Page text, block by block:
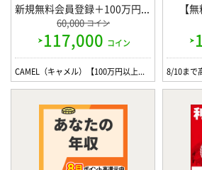
60,000コイン
117,000 コイン
CAMEL（キャメル）【100万円以上の投資】
【